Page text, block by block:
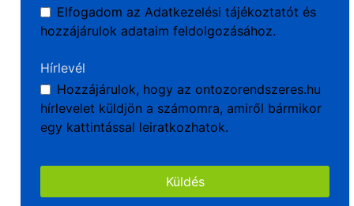
Elfogadom az Adatkezelési tájékoztatót és
hozzájárulok adataim feldolgozásához.
Hírlevél
Hozzájárulok, hogy az ontozorendszeres.hu
hírlevelet küldjön a számomra, amiről bármikor
egy kattintással leiratkozhatok.
Küldés